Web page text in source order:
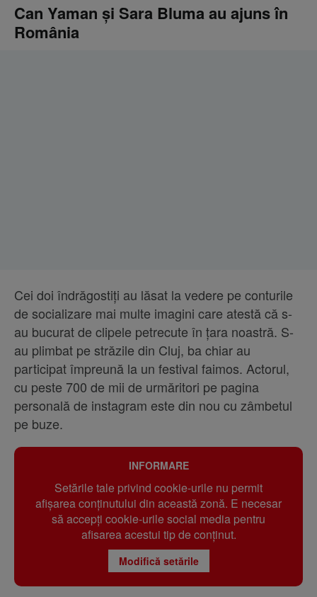
Can Yaman și Sara Bluma au ajuns în
România
Cei doi îndrăgostiți au lăsat la vedere pe conturile
de socializare mai multe imagini care atestă că s-
au bucurat de clipele petrecute în țara noastră. S-
au plimbat pe străzile din Cluj, ba chiar au
participat împreună la un festival faimos. Actorul,
cu peste 700 de mii de urmăritori pe pagina
personală de instagram este din nou cu zâmbetul
pe buze.
INFORMARE
Setările tale privind cookie-urile nu permit
afișarea conținutului din această zonă. E necesar
să accepți cookie-urile social media pentru
afisarea acestui tip de conținut.
Modifică setările